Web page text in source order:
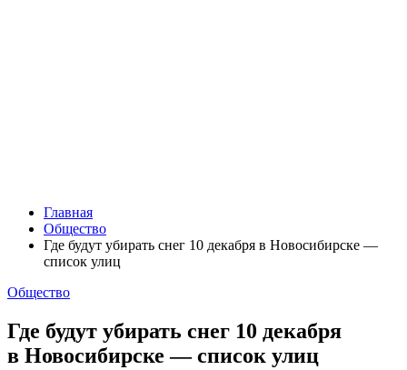
Главная
Общество
Где будут убирать снег 10 декабря в Новосибирске —
список улиц
Общество
Где будут убирать снег 10 декабря
в Новосибирске — список улиц